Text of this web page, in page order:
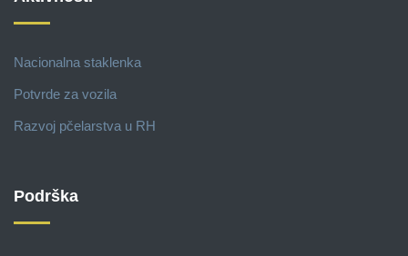
Nacionalna staklenka
Potvrde za vozila
Razvoj pčelarstva u RH
Podrška